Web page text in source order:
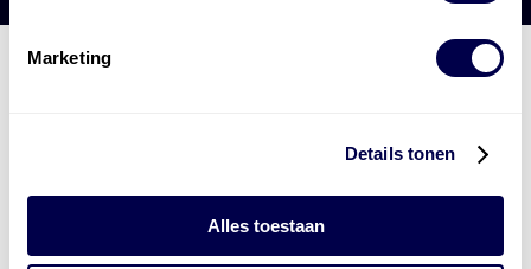
Marketing
Details tonen
Alles toestaan